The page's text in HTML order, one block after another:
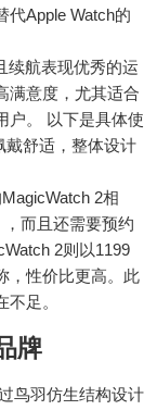
代Apple Watch的
续航表现优秀的运
满意度，尤其适合
户。 以下是具体使
戴舒适，整体设计
2相
而且还需要预约
2则以1199
，性价比更高。此
足。
牌
鸟羽仿生结构设计